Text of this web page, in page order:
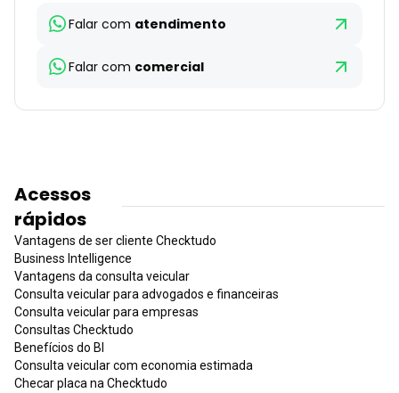
Falar com atendimento
Falar com comercial
Acessos
rápidos
Vantagens de ser cliente Checktudo
Business Intelligence
Vantagens da consulta veicular
Consulta veicular para advogados e financeiras
Consulta veicular para empresas
Consultas Checktudo
Benefícios do BI
Consulta veicular com economia estimada
Checar placa na Checktudo